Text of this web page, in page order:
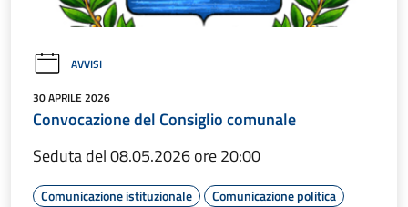
AVVISI
30 APRILE 2026
Convocazione del Consiglio comunale
Seduta del 08.05.2026 ore 20:00
Comunicazione istituzionale Comunicazione politica